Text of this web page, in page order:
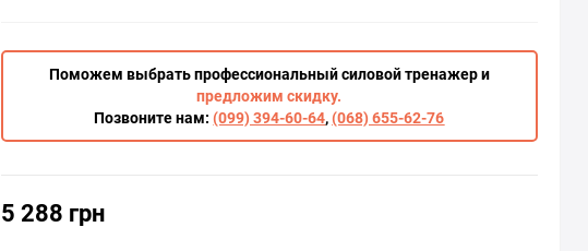
Поможем выбрать профессиональный силовой тренажер и
предложим скидку.
Позвоните нам:(099) 394-60-64,(068) 655-62-76
5 288 грн